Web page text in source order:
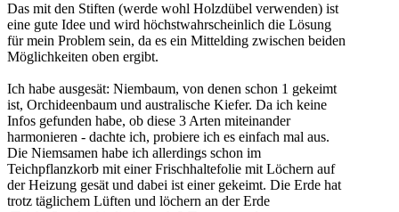
Das mit den Stiften (werde wohl Holzdübel verwenden) ist
eine gute Idee und wird höchstwahrscheinlich die Lösung
für mein Problem sein, da es ein Mittelding zwischen beiden
Möglichkeiten oben ergibt.
Ich habe ausgesät: Niembaum, von denen schon 1 gekeimt
ist, Orchideenbaum und australische Kiefer. Da ich keine
Infos gefunden habe, ob diese 3 Arten miteinander
harmonieren - dachte ich, probiere ich es einfach mal aus.
Die Niemsamen habe ich allerdings schon im
Teichpflanzkorb mit einer Frischhaltefolie mit Löchern auf
der Heizung gesät und dabei ist einer gekeimt. Die Erde hat
trotz täglichem Lüften und löchern an der Erde